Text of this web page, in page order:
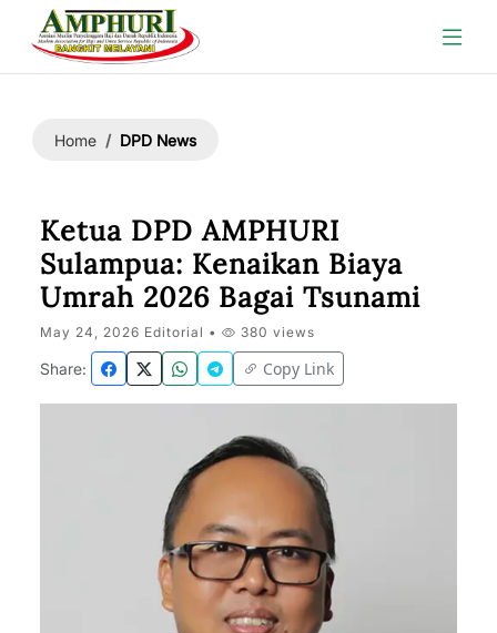
Home DPD News
Ketua DPD AMPHURI
Sulampua: Kenaikan Biaya
Umrah 2026 Bagai Tsunami
May 24, 2026 Editorial • 380 views
Share: Copy Link